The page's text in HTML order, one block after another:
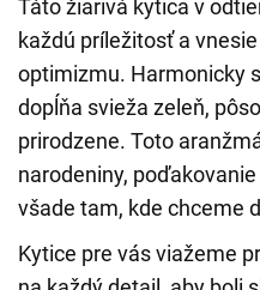
Táto žiarivá kytica v
každú príležitosť a
optimizmu. Harmonicky
dopĺňa svieža zeleň,
prirodzene. Toto
narodeniny,
všade tam, kde chceme
Kytice pre vás viažeme